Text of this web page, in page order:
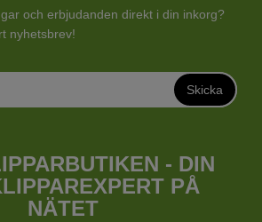
och erbjudanden direkt i din inkorg?
nyhetsbrev!
Skicka
- DIN
PÅ
NÄTET